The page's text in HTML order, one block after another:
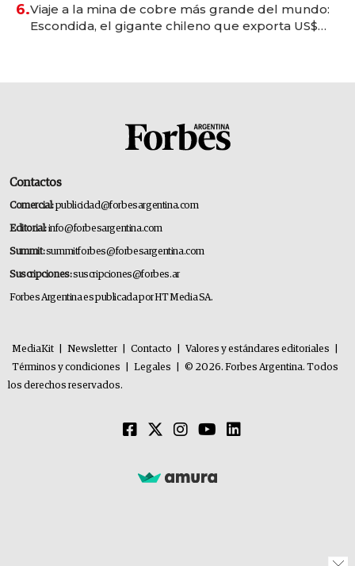
6.Viaje a la mina de cobre más grande del mundo:
Escondida, el gigante chileno que exporta US$
Contactos
Comercial:publicidad@forbesargentina.com
Editorial:info@forbesargentina.com
Summit:summitforbes@forbesargentina.com
Suscripciones:suscripciones@forbes.ar
Forbes Argentina es publicada por HT Media SA.
MediaKit Newsletter Contacto Valores y estándares editoriales
Términos y condiciones
Legales
© 2026. Forbes Argentina. Todos
los derechos reservados.